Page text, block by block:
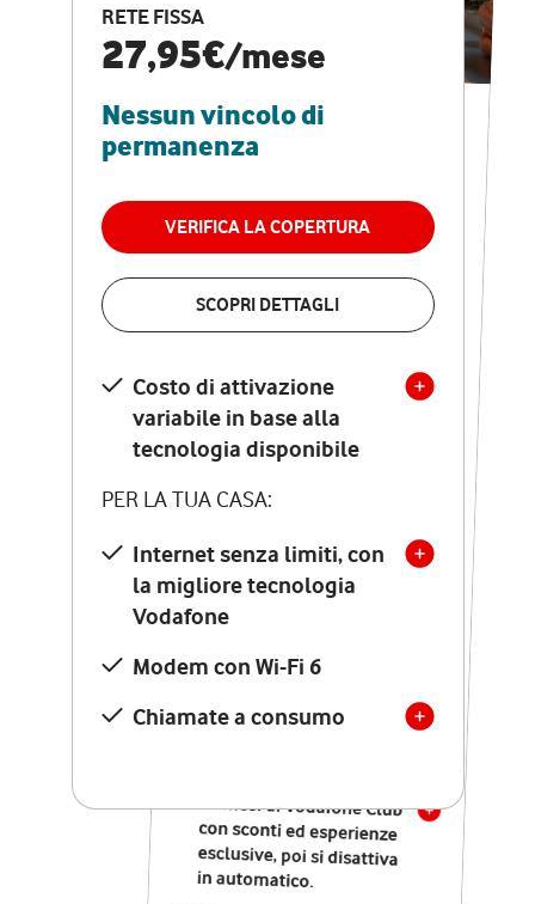
RETE FISSA
27,95€/mese
Nessun vincolo di
permanenza
VERIFICA LA COPERTURA
SCOPRI DETTAGLI
Costo di attivazione
variabile in base alla
tecnologia disponibile
PER LA TUA CASA:
Internet senza limiti, con
la migliore tecnologia
Vodafone
Modem con Wi-Fi 6
Chiamate a consumo
vantaggi speciali
RETE FISSA + VODAFONE CLUB
29,95€
permanenza
VERIFICA LA COPERTURA
Costo di attivazione
variabile in base alla
tecnologia disponibile
PER LA TUA CASA:
Internet senza limiti, con
la migliore tecnologia
Vodafone
Modem Seven con Wi-Fi 7
Chiamate illimitate verso
numeri fissi e mobili
nazionali
12 mesi di Vodafone Club
con sconti ed esperienze
esclusive, poi si disattiva
in automatico.